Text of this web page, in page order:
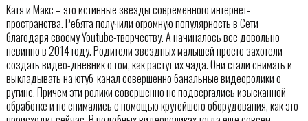
Катя и Макс – это истинные звезды современного интернет-
пространства. Ребята получили огромную популярность в Сети
благодаря своему Youtube-творчеству. А начиналось все довольно
невинно в 2014 году. Родители звездных малышей просто захотели
создать видео-дневник о том, как растут их чада. Они стали снимать и
выкладывать на ютуб-канал совершенно банальные видеоролики о
рутине. Причем эти ролики совершенно не подвергались изысканной
обработке и не снимались с помощью крутейшего оборудования, как это